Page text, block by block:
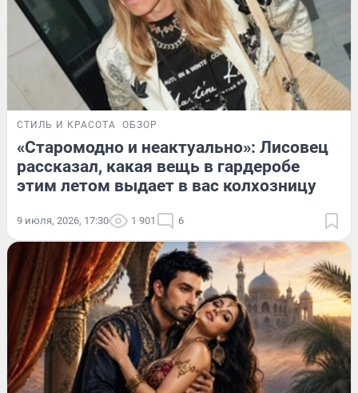
СТИЛЬ И КРАСОТА ОБЗОР
«Старомодно и неактуально»: Лисовец
рассказал, какая вещь в гардеробе
этим летом выдает в вас колхозницу
9 июля, 2026, 17:30 1 901 6